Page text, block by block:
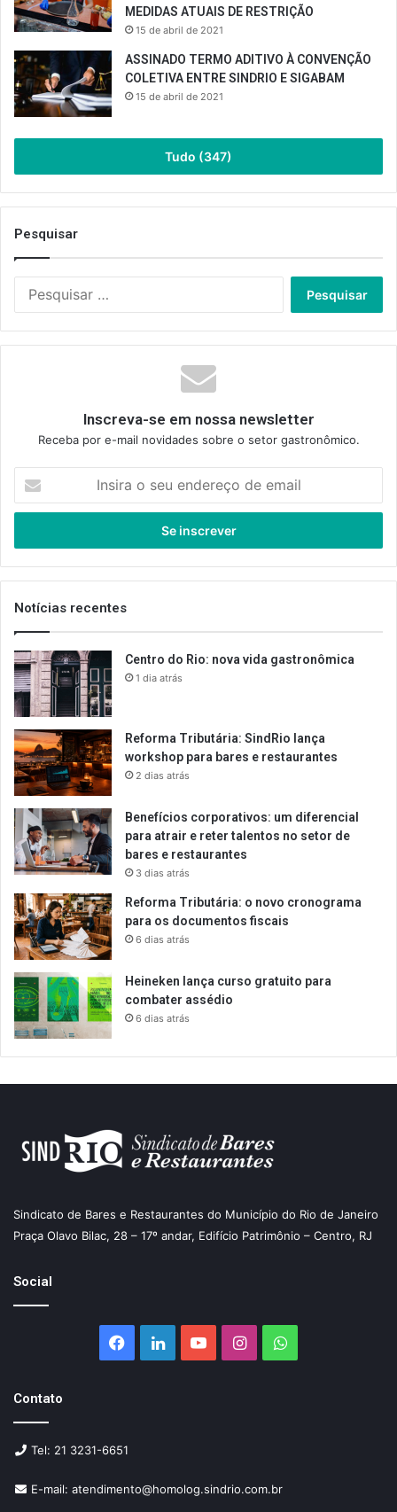
MEDIDAS ATUAIS DE RESTRIÇÃO
15 de abril de 2021
ASSINADO TERMO ADITIVO À CONVENÇÃO
COLETIVA ENTRE SINDRIO E SIGABAM
15 de abril de 2021
Tudo (347)
Pesquisar
Inscreva-se em nossa newsletter
Receba por e-mail novidades sobre o setor gastronômico.
seu
de
email
Notícias recentes
Centro do Rio: nova vida gastronômica
1 dia atrás
Reforma Tributária: SindRio lança
workshop para bares e restaurantes
2 dias atrás
Benefícios corporativos: um diferencial
para atrair e reter talentos no setor de
bares e restaurantes
3 dias atrás
Reforma Tributária: o novo cronograma
para os documentos fiscais
6 dias atrás
Heineken lança curso gratuito para
combater assédio
6 dias atrás
Sindicato de Bares e Restaurantes do Município do Rio de Janeiro
Praça Olavo Bilac, 28 – 17º andar, Edifício Patrimônio – Centro, RJ
Social
Facebook
LinkedinYouTubeInstagramWhatsApp
Contato
Tel: 21 3231-6651
E-mail: atendimento@homolog.sindrio.com.br